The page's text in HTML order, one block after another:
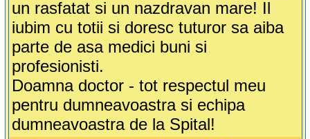
un rasfatat si un nazdravan mare! Il
iubim cu totii si doresc tuturor sa aiba
parte de asa medici buni si
profesionisti.
Doamna doctor - tot respectul meu
pentru dumneavoastra si echipa
dumneavoastra de la Spital!